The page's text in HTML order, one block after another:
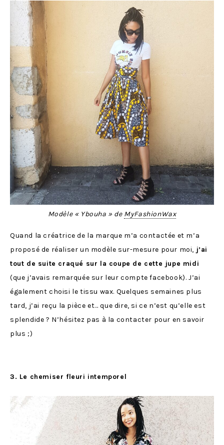
Modèle « Ybouha » de MyFashionWax
Quand la créatrice de la marque m’a contactée et m’a
proposé de réaliser un modèle sur-mesure pour moi, j’ai
tout de suite craqué sur la coupe de cette jupe midi
(que j’avais remarquée sur leur compte facebook). J’ai
également choisi le tissu wax. Quelques semaines plus
tard, j’ai reçu la pièce et… que dire, si ce n’est qu’elle est
splendide ? N’hésitez pas à la contacter pour en savoir
plus ;)
3. Le chemiser fleuri intemporel